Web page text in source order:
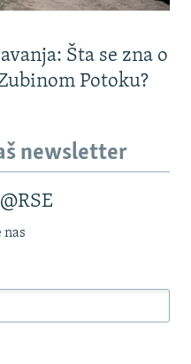
Šta se zna o
Potoku?
newsletter
nas